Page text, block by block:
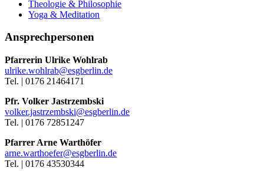
Theologie & Philosophie
Yoga & Meditation
Ansprechpersonen
Pfarrerin Ulrike Wohlrab
ulrike.wohlrab@esgberlin.de
Tel. | 0176 21464171
Pfr. Volker Jastrzembski
volker.jastrzembski@esgberlin.de
Tel. | 0176 72851247
Pfarrer Arne Warthöfer
arne.warthoefer@esgberlin.de
Tel. | 0176 43530344